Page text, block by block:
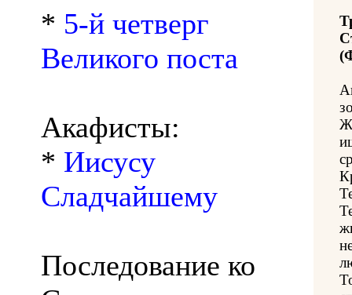
* 5-й четверг
Великого поста
Акафисты:
* Иисусу
Сладчайшему
Последование ко